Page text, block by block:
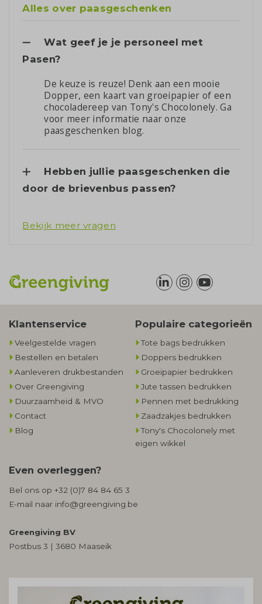
Alles over paasgeschenken
Wat geef je je personeel met
Pasen?
De keuze is reuze! Denk aan een mooie
Dopper, een kaart van groeipapier of een
chocoladereep van Tony's Chocolonely. Ga
voor meer informatie naar onze
paasgeschenken blog.
Hebben jullie paasgeschenken die
door de brievenbus passen?
Bekijk meer vragen
Klantenservice
Veelgestelde vragen
Bestellen en betalen
Aanleveren drukbestanden
Over Greengiving
Duurzaamheid & MVO
Contact
Blog
Populaire categorieën
Tote bags bedrukken
Doppers bedrukken
Groeipapier bedrukken
Jute tassen bedrukken
Pennen met bedrukking
Zaadzakjes bedrukken
Tony's Chocolonely met
eigen wikkel
Even overleggen?
Bel ons op +32 (0)7 84 84 65 3
E-mail naar info@greengiving.be
Greengiving BV
Postbus 3 | 3680 Maaseik